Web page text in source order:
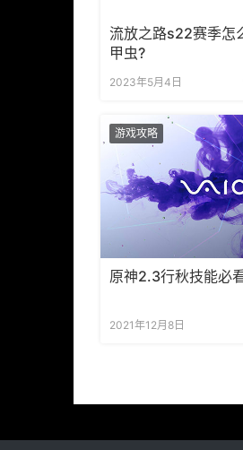
流放之路s22赛季怎
甲虫?
2023年5月4日
游戏攻略
原神2.3行秋技能必
2021年12月8日